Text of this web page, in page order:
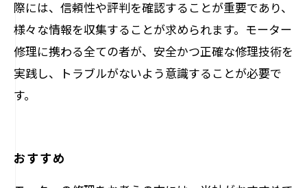
際には、信頼性や評判を確認することが重要であり、
様々な情報を収集することが求められます。モーター
修理に携わる全ての者が、安全かつ正確な修理技術を
実践し、トラブルがないよう意識することが必要で
す。
おすすめ